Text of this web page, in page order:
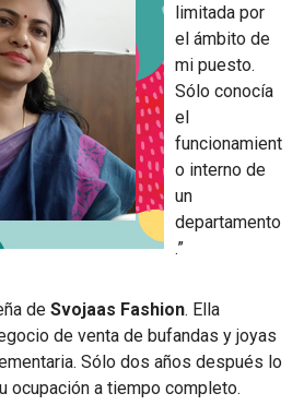
limitada por
el ámbito de
mi puesto.
Sólo conocía
el
funcionamient
o interno de
un
departamento
.”
de Svojaas Fashion. Ella
de venta de bufandas y joyas
Sólo dos años después lo
ocupación a tiempo completo.